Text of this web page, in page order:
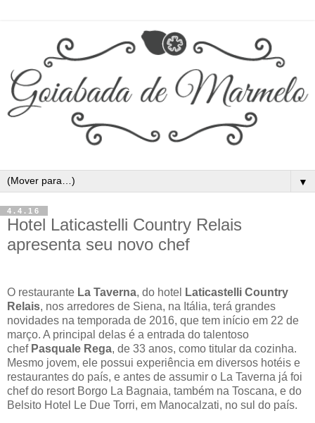
▼
4.4.16
Hotel Laticastelli Country Relais
apresenta seu novo chef
O restaurante La Taverna, do hotel
Laticastelli Country
Relais, nos arredores de Siena, na Itália, terá grandes
novidades na temporada de 2016, que tem início em 22 de
março. A principal delas é a entrada do talentoso
chef Pasquale Rega, de 33 anos, como titular da cozinha.
Mesmo jovem, ele possui experiência em diversos hotéis e
restaurantes do país, e antes de assumir o La Taverna já foi
chef do resort Borgo La Bagnaia, também na Toscana, e do
Belsito Hotel Le Due Torri, em Manocalzati, no sul do país.